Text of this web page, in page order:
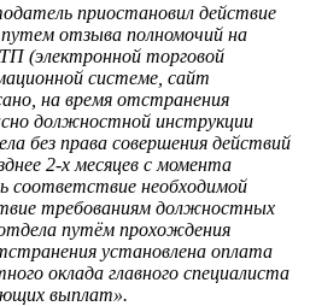
приостановил действие
отзыва полномочий на
(электронной торговой
системе, сайт
на время отстранения
должностной инструкции
без права совершения действий
2-х месяцев с момента
соответствие необходимой
требованиям должностных
путём прохождения
установлена оплата
оклада главного специалиста
выплат».